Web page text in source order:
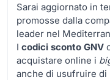
Sarai aggiornato in
promosse dalla
leader nel
I codici sconto GNV
acquistare online i
anche di usufruire di